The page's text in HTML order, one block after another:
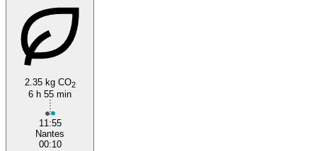
2.35 kg CO2
6 h 55 min
11:55
Nantes
00:10